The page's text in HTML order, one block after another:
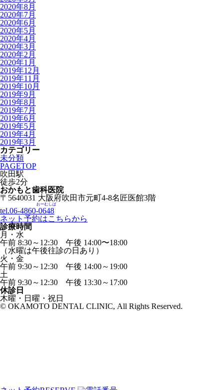
2020年8月
2020年7月
2020年6月
2020年5月
2020年4月
2020年3月
2020年2月
2020年1月
2019年12月
2019年11月
2019年10月
2019年9月
2019年8月
2019年7月
2019年6月
2019年5月
2019年4月
2019年3月
カテゴリー
未分類
PAGETOP
吹田駅
徒歩2分
おかもと歯科医院
〒5640031 大阪府吹田市元町4-8名匠医館3階
tel.06-4860-0648
おーむしば
ネット予約はこちらから
診療時間
月・水
午前 8:30～12:30 午後 14:00〜18:00
（水曜は午後往診の日あり）
火・金
午前 9:30～12:30 午後 14:00～19:00
土
午前 9:30～12:30 午後 13:30～17:00
休診日
木曜・日曜・祝日
© OKAMOTO DENTAL CLINIC, All Rights Reserved.